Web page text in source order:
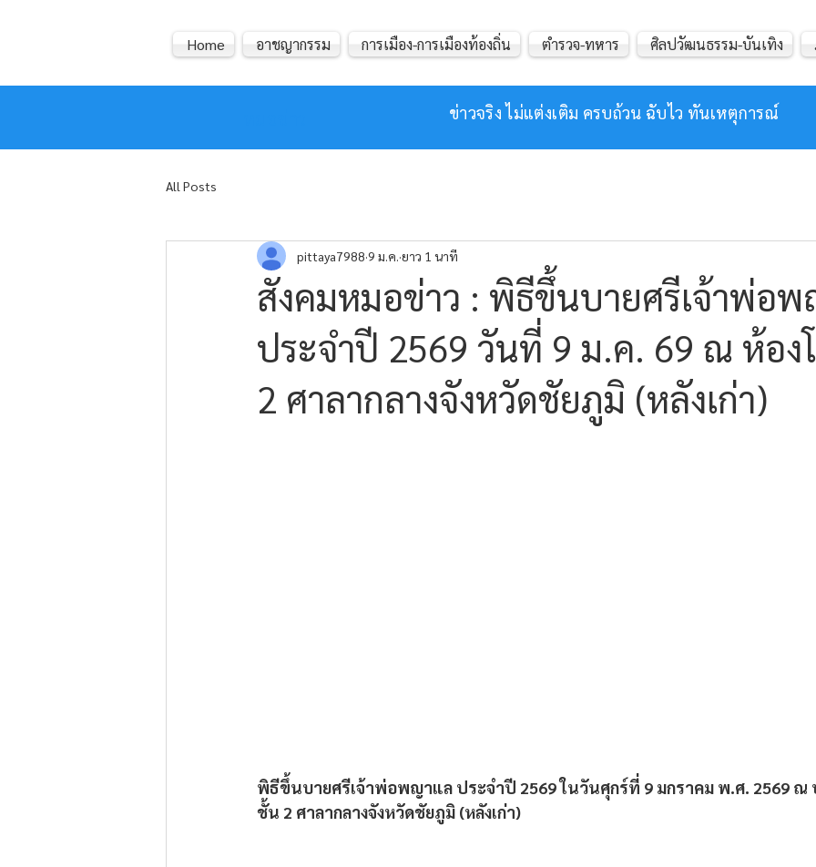
ข่าวจริง ไม่แต่งเติม ครบถ้วน ฉับไว ทันเหตุการณ์
Home อาชญากรรม การเมือง-การเมืองท้องถิ่น ตำรวจ-ทหาร ศิลปวัฒนธรรม-บันเทิง
All Posts
สังคมหมอข่าว : พิธีขึ้นบายศรีเจ้าพ่อ
ประจำปี 2569 วันที่ 9 ม.ค. 69 ณ ห้อง
2 ศาลากลางจังหวัดชัยภูมิ (หลังเก่า)
pittaya7988 9 ม.ค. ยาว 1 นาที
พิธีขึ้นบายศรีเจ้าพ่อพญาแล ประจำปี 2569 ในวันศุกร์ที่ 9 มกราคม พ.ศ. 2569 ณ
ชั้น 2 ศาลากลางจังหวัดชัยภูมิ (หลังเก่า)